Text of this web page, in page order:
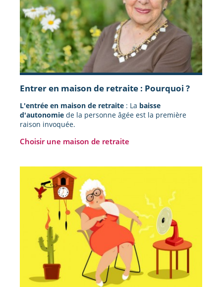
Entrer en maison de retraite : Pourquoi ?
L'entrée en maison de retraite : La baisse
d'autonomie de la personne âgée est la première
raison invoquée.
Choisir une maison de retraite